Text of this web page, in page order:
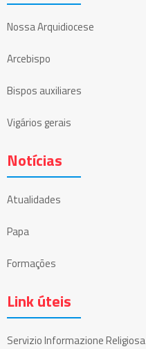
Nossa Arquidiocese
Arcebispo
Bispos auxiliares
Vigários gerais
Notícias
Atualidades
Papa
Formações
Link úteis
Servizio Informazione Religiosa